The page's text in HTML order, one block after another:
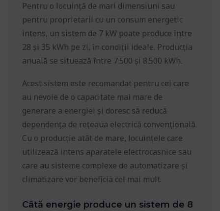
Pentru o locuință de mari dimensiuni sau
pentru proprietarii cu un consum energetic
intens, un sistem de 7 kW poate produce între
28 și 35 kWh pe zi, în condiții ideale. Producția
anuală se situează între 7.500 și 8.500 kWh.
Acest sistem este recomandat pentru cei care
au nevoie de o capacitate mai mare de
generare a energiei și doresc să reducă
dependența de rețeaua electrică convențională.
Cu o producție atât de mare, locuințele care
utilizează intens aparatele electrocasnice sau
care au sisteme complexe de automatizare și
climatizare vor beneficia cel mai mult.
Câtă energie produce un sistem de 8